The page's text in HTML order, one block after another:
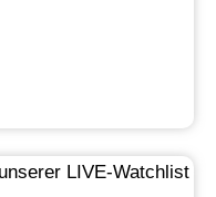
LIVE-Watchlist